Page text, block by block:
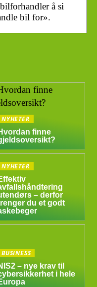
å si
bil for».
NYHETER
finne
NYHETER
– derfor
du et godt
BUSINESS
– nye krav til
i hele